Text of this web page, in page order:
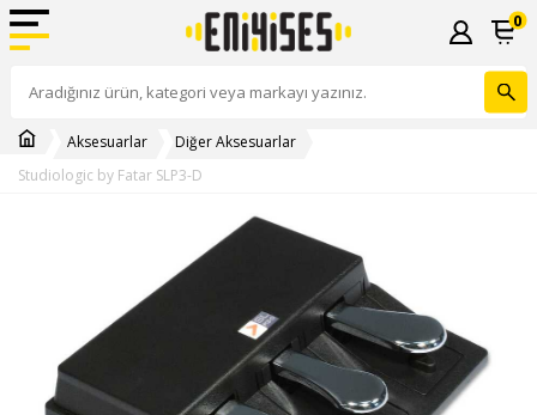
0
Aksesuarlar
Diğer Aksesuarlar
Studiologic by Fatar SLP3-D